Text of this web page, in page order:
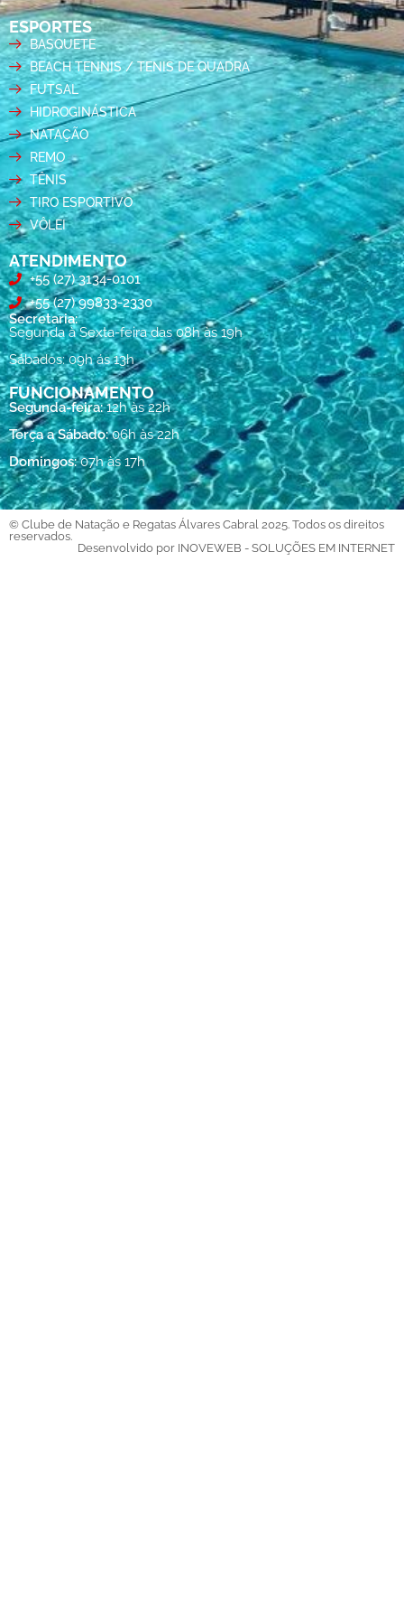
ESPORTES
BASQUETE
BEACH TENNIS / TENIS DE QUADRA
FUTSAL
HIDROGINÁSTICA
NATAÇÃO
REMO
TÊNIS
TIRO ESPORTIVO
VÔLEI
ATENDIMENTO
+55 (27) 3134-0101
+55 (27) 99833-2330
Secretaria:
Segunda à Sexta-feira das 08h às 19h
Sábados: 09h ás 13h
FUNCIONAMENTO
Segunda-feira:12h às 22h
Terça a Sábado:06h às 22h
Domingos:07h às 17h
© Clube de Natação e Regatas Álvares Cabral 2025. Todos os direitos
reservados.
Desenvolvido por INOVEWEB - SOLUÇÕES EM INTERNET